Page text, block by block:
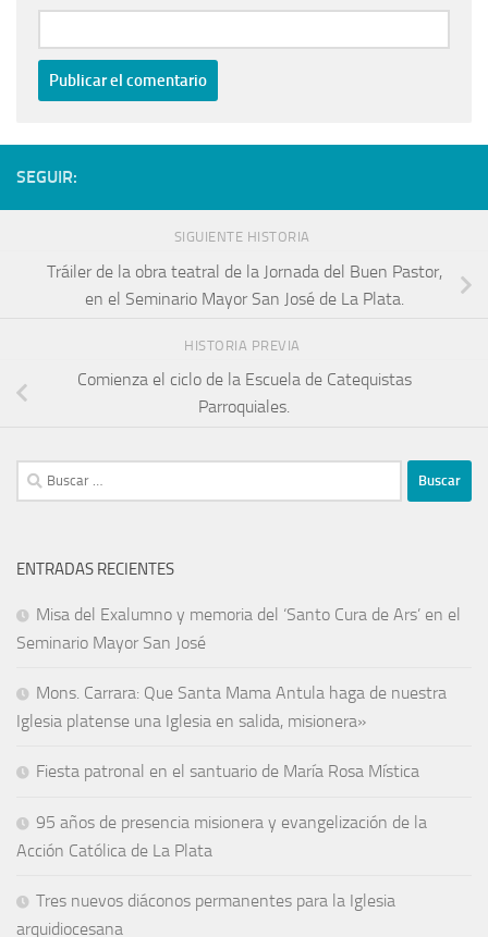
SEGUIR:
SIGUIENTE HISTORIA
Tráiler de la obra teatral de la Jornada del Buen Pastor,
en el Seminario Mayor San José de La Plata.
HISTORIA PREVIA
Comienza el ciclo de la Escuela de Catequistas
Parroquiales.
ENTRADAS RECIENTES
Misa del Exalumno y memoria del ‘Santo Cura de Ars’ en el
Seminario Mayor San José
Mons. Carrara: Que Santa Mama Antula haga de nuestra
Iglesia platense una Iglesia en salida, misionera»
Fiesta patronal en el santuario de María Rosa Mística
95 años de presencia misionera y evangelización de la
Acción Católica de La Plata
Tres nuevos diáconos permanentes para la Iglesia
arquidiocesana